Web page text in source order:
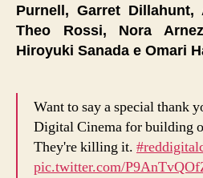
Purnell, Garret Dillahunt,
Theo Rossi, Nora
Hiroyuki Sanada e Omari
Want to say a special thank
Digital Cinema for building
They're killing it.
pic.twitter.com/